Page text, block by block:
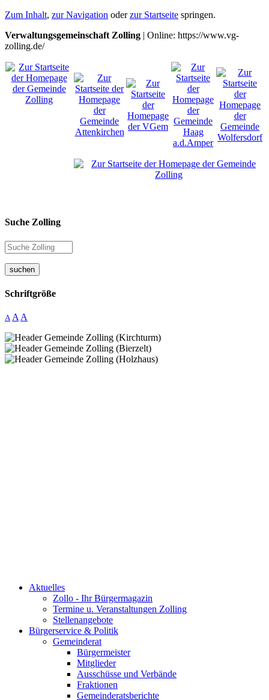
Zum Inhalt, zur Navigation oderzur Startseite springen.
Verwaltungsgemeinschaft Zolling | Online: https://www.vg-
zolling.de/
Suche Zolling
suchen
Schriftgröße
A A A
Aktuelles
Zollo - Ihr Bürgermagazin
Termine u. Veranstaltungen Zolling
Stellenangebote
Bürgerservice & Politik
Gemeinderat
Bürgermeister
Mitglieder
Ausschüsse und Verbände
Fraktionen
Gemeinderatsberichte